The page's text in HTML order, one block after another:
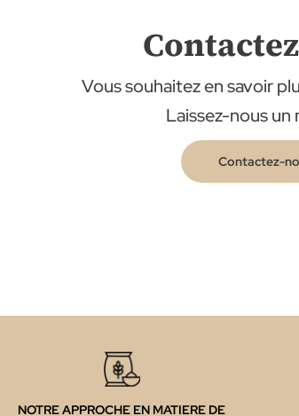
Vous souhaitez en savoir
Laissez-nous un
Contactez-
NOTRE APPROCHE EN MATIERE DE